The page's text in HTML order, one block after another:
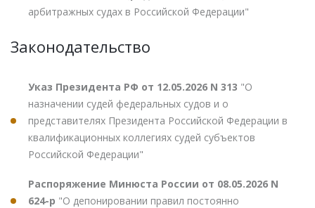
арбитражных судах в Российской Федерации"
Законодательство
Указ Президента РФ от 12.05.2026 N 313 "О
назначении судей федеральных судов и о
представителях Президента Российской Федерации в
квалификационных коллегиях судей субъектов
Российской Федерации"
Распоряжение Минюста России от 08.05.2026 N
624-р "О депонировании правил постоянно